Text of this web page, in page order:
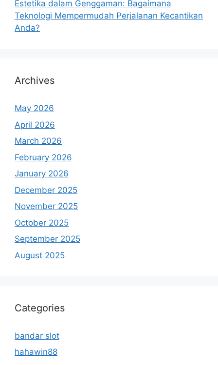
Estetika dalam Genggaman: Bagaimana
Teknologi Mempermudah Perjalanan Kecantikan
Anda?
Archives
May 2026
April 2026
March 2026
February 2026
January 2026
December 2025
November 2025
October 2025
September 2025
August 2025
Categories
bandar slot
hahawin88